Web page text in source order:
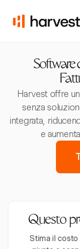
Software
Harvest offre
senza
integrata,
e
Questo
Stima il